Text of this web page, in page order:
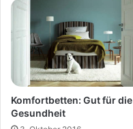
Komfortbetten: Gut für die
Gesundheit